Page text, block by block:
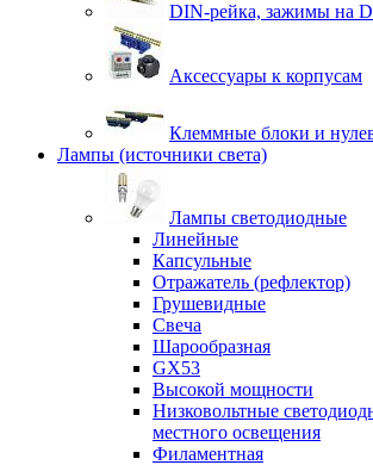
DIN-рейка, зажимы на
Аксессуары к корпусам
Клеммные блоки и
Лампы (источники света)
Лампы светодиодные
Линейные
Капсульные
Отражатель (рефлектор)
Грушевидные
Свеча
Шарообразная
GX53
Высокой мощности
Низковольтные
местного освещения
Филаментная